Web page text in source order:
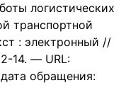
логистических
транспортной
: электронный //
14. — URL:
обращения: